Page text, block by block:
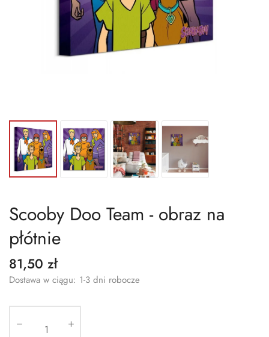
Scooby Doo Team - obraz na
płótnie
81,50 zł
Dostawa w ciągu: 1-3 dni robocze